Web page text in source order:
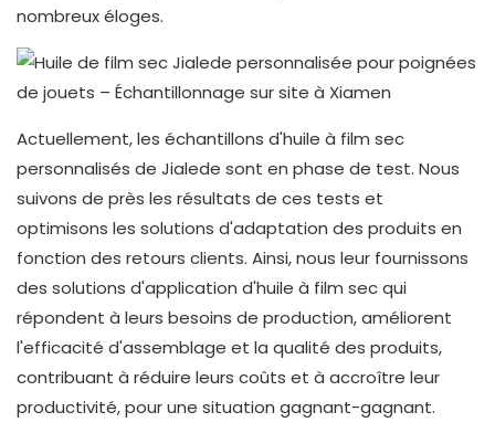
nombreux éloges.
Actuellement, les échantillons d'huile à film sec
personnalisés de Jialede sont en phase de test. Nous
suivons de près les résultats de ces tests et
optimisons les solutions d'adaptation des produits en
fonction des retours clients. Ainsi, nous leur fournissons
des solutions d'application d'huile à film sec qui
répondent à leurs besoins de production, améliorent
l'efficacité d'assemblage et la qualité des produits,
contribuant à réduire leurs coûts et à accroître leur
productivité, pour une situation gagnant-gagnant.